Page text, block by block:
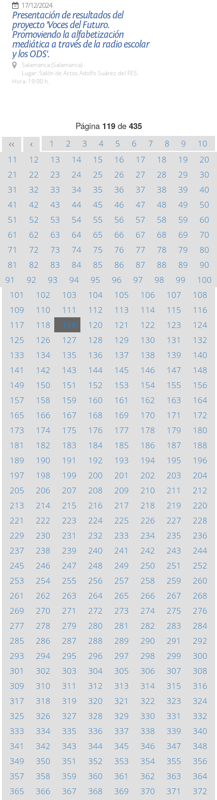
17/12/2024
Presentación de resultados del
proyecto 'Voces del Futuro.
Promoviendo la alfabetización
mediática a través de la radio escolar
y los ODS'.
Salamanca (Salamanca)
Lugar: Salón de Actos Adolfo Suárez del FES.
Hora: 19:00 h.
Página 119de 435
<< < 1 2 3 4 5 6 7 8 9
10
11
12 13 14 15 16 17 18 19
20
21
22 23 24 25 26 27 28 29
30
31
32 33 34 35 36 37 38 39
40
41
42 43 44 45 46 47 48 49
50
51
52 53 54 55 56 57 58 59
60
61
62 63 64 65 66 67 68 69
70
71
72 73 74 75 76 77 78 79
80
81
82 83 84 85 86 87 88 89
90
91
92 93 94 95 96 97 98 99
100
101
102 103 104 105 106 107
108
109
110 111 112 113 114 115
116
117
118 119 120 121 122 123
124
125
126 127 128 129 130 131
132
133
134 135 136 137 138 139
140
141
142 143 144 145 146 147
148
149
150 151 152 153 154 155
156
157
158 159 160 161 162 163
164
165
166 167 168 169 170 171
172
173
174 175 176 177 178 179
180
181
182 183 184 185 186 187
188
189
190 191 192 193 194 195
196
197
198 199 200 201 202 203
204
205
206 207 208 209 210 211
212
213
214 215 216 217 218 219
220
221
222 223 224 225 226 227
228
229
230 231 232 233 234 235
236
237
238 239 240 241 242 243
244
245
246 247 248 249 250 251
252
253
254 255 256 257 258 259
260
261
262 263 264 265 266 267
268
269
270 271 272 273 274 275
276
277
278 279 280 281 282 283
284
285
286 287 288 289 290 291
292
293
294 295 296 297 298 299
300
301
302 303 304 305 306 307
308
309
310 311 312 313 314 315
316
317
318 319 320 321 322 323
324
325
326 327 328 329 330 331
332
333
334 335 336 337 338 339
340
341
342 343 344 345 346 347
348
349
350 351 352 353 354 355
356
357
358 359 360 361 362 363
364
365
366 367 368 369 370 371 372